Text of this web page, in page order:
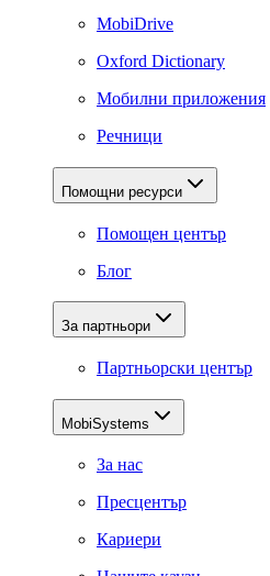
MobiDrive
Oxford Dictionary
Мобилни приложения
Речници
Помощни ресурси
Помощен център
Блог
За партньори
Партньорски център
MobiSystems
За нас
Пресцентър
Кариери